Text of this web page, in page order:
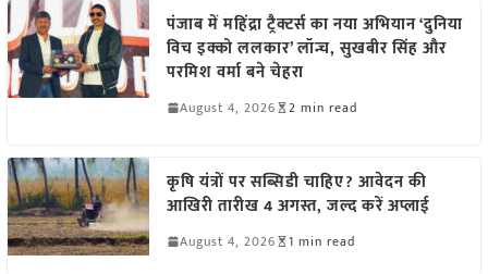
पंजाब में महिंद्रा ट्रैक्टर्स का नया अभियान ‘दुनिया
विच इक्को ललकार’ लॉन्च, सुखबीर सिंह और
परमिश वर्मा बने चेहरा
August 4, 2026 2 min read
कृषि यंत्रों पर सब्सिडी चाहिए? आवेदन की
आखिरी तारीख 4 अगस्त, जल्द करें अप्लाई
August 4, 2026 1 min read